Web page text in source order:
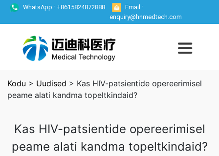
WhatsApp : +8615824872888
Email :
enquiry@hnmedtech.com
Kodu > Uudised > Kas HIV-patsientide opereerimisel
peame alati kandma topeltkindaid?
Kas HIV-patsientide opereerimisel
peame alati kandma topeltkindaid?